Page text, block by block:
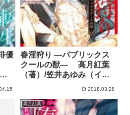
優
春淫狩り ―パブリックス
クールの獣― 高月紅葉
（著）/笠井あゆみ（イラ
2018.03.28
高月紅葉